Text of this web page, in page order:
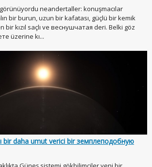
neandertaller: konuşmacılar
bir burun, uzun bir kafatası, güçlü bir kemik
bir kızıl saçlı ve веснушчатая deri. Belki göz
üzerine kı...
bir daha umut verici bir земплеподобную